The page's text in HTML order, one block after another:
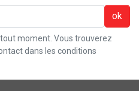
ok
moment. Vous trouverez
dans les conditions